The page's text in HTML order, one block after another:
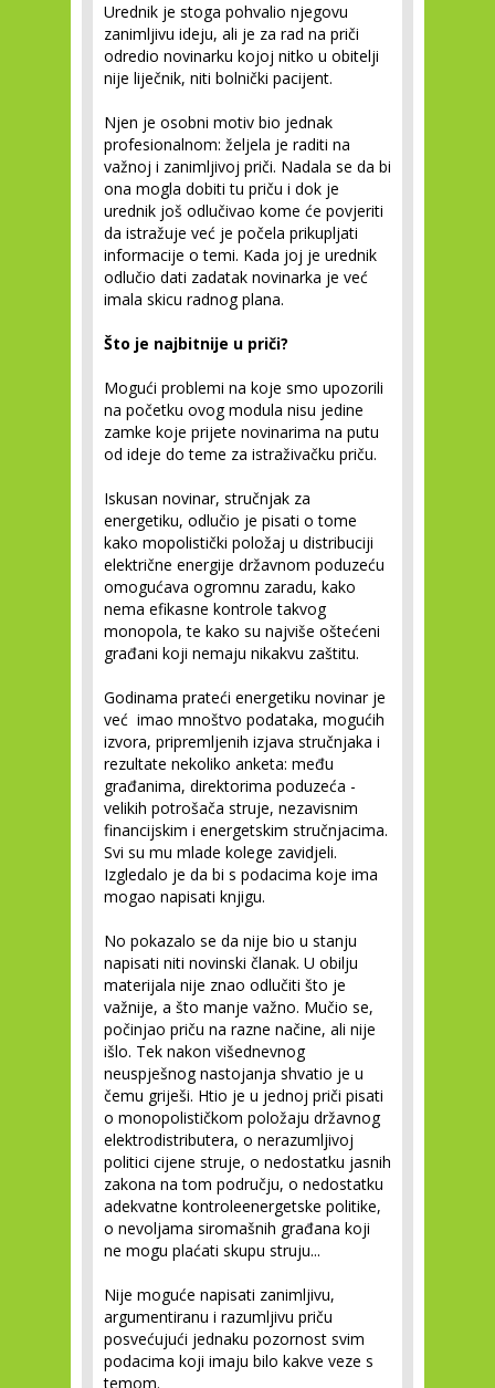
Urednik je stoga pohvalio njegovu
zanimljivu ideju, ali je za rad na priči
odredio novinarku kojoj nitko u obitelji
nije liječnik, niti bolnički pacijent.
Njen je osobni motiv bio jednak
profesionalnom: željela je raditi na
važnoj i zanimljivoj priči. Nadala se da bi
ona mogla dobiti tu priču i dok je
urednik još odlučivao kome će povjeriti
da istražuje već je počela prikupljati
informacije o temi. Kada joj je urednik
odlučio dati zadatak novinarka je već
imala skicu radnog plana.
Što je najbitnije u priči?
Mogući problemi na koje smo upozorili
na početku ovog modula nisu jedine
zamke koje prijete novinarima na putu
od ideje do teme za istraživačku priču.
Iskusan novinar, stručnjak za
energetiku, odlučio je pisati o tome
kako mopolistički položaj u distribuciji
električne energije državnom poduzeću
omogućava ogromnu zaradu, kako
nema efikasne kontrole takvog
monopola, te kako su najviše oštećeni
građani koji nemaju nikakvu zaštitu.
Godinama prateći energetiku novinar je
već imao mnoštvo podataka, mogućih
izvora, pripremljenih izjava stručnjaka i
rezultate nekoliko anketa: među
građanima, direktorima poduzeća -
velikih potrošača struje, nezavisnim
financijskim i energetskim stručnjacima.
Svi su mu mlade kolege zavidjeli.
Izgledalo je da bi s podacima koje ima
mogao napisati knjigu.
No pokazalo se da nije bio u stanju
napisati niti novinski članak. U obilju
materijala nije znao odlučiti što je
važnije, a što manje važno. Mučio se,
počinjao priču na razne načine, ali nije
išlo. Tek nakon višednevnog
neuspješnog nastojanja shvatio je u
čemu griješi. Htio je u jednoj priči pisati
o monopolističkom položaju državnog
elektrodistributera, o nerazumljivoj
politici cijene struje, o nedostatku jasnih
zakona na tom području, o nedostatku
adekvatne kontroleenergetske politike,
o nevoljama siromašnih građana koji
ne mogu plaćati skupu struju...
Nije moguće napisati zanimljivu,
argumentiranu i razumljivu priču
posvećujući jednaku pozornost svim
podacima koji imaju bilo kakve veze s
temom.